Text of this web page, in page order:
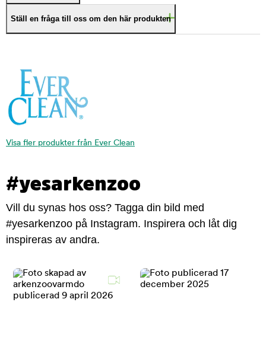
Ställ en fråga till oss om den här produkten
Visa fler produkter från Ever Clean
#yesarkenzoo
Vill du synas hos oss? Tagga din bild med
#yesarkenzoo på Instagram. Inspirera och låt dig
inspireras av andra.